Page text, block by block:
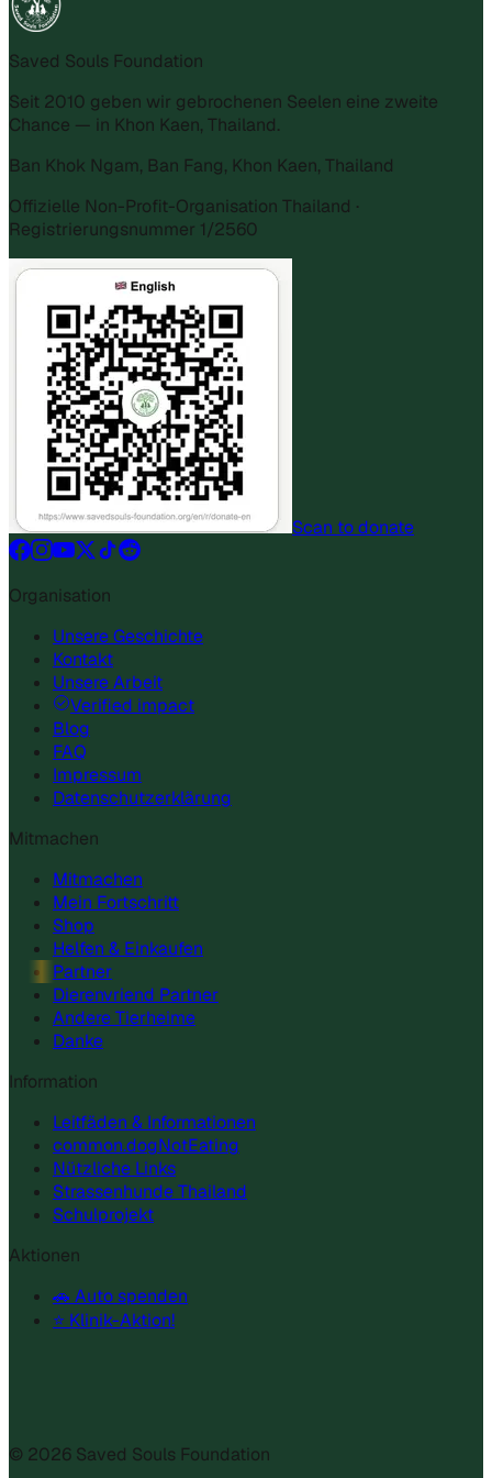
Saved Souls Foundation
Seit 2010 geben wir gebrochenen Seelen eine zweite
Chance — in Khon Kaen, Thailand.
Ban Khok Ngam, Ban Fang, Khon Kaen, Thailand
Offizielle Non-Profit-Organisation Thailand ·
Registrierungsnummer 1/2560
Scan to donate
Organisation
Unsere Geschichte
Kontakt
Unsere Arbeit
Verified impact
Blog
FAQ
Impressum
Datenschutzerklärung
Mitmachen
Mitmachen
Mein Fortschritt
Shop
Helfen & Einkaufen
Partner
Dierenvriend Partner
Andere Tierheime
Danke
Information
Leitfäden & Informationen
common.dogNotEating
Nützliche Links
Strassenhunde Thailand
Schulprojekt
Aktionen
🚗 Auto spenden
⭐ Klinik-Aktion!
© 2026 Saved Souls Foundation